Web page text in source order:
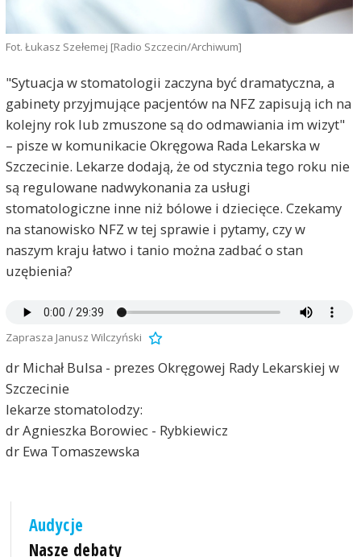
Fot. Łukasz Szełemej [Radio Szczecin/Archiwum]
"Sytuacja w stomatologii zaczyna być dramatyczna, a
gabinety przyjmujące pacjentów na NFZ zapisują ich na
kolejny rok lub zmuszone są do odmawiania im wizyt"
– pisze w komunikacie Okręgowa Rada Lekarska w
Szczecinie. Lekarze dodają, że od stycznia tego roku nie
są regulowane nadwykonania za usługi
stomatologiczne inne niż bólowe i dziecięce. Czekamy
na stanowisko NFZ w tej sprawie i pytamy, czy w
naszym kraju łatwo i tanio można zadbać o stan
uzębienia?
Zaprasza Janusz Wilczyński
dr Michał Bulsa - prezes Okręgowej Rady Lekarskiej w
Szczecinie
lekarze stomatolodzy:
dr Agnieszka Borowiec - Rybkiewicz
dr Ewa Tomaszewska
Audycje
Nasze debaty